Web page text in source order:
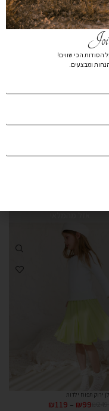
ירוק תפוח ילדות
₪99
–
₪119
הסודות הכי שווים!
ומבצעים.